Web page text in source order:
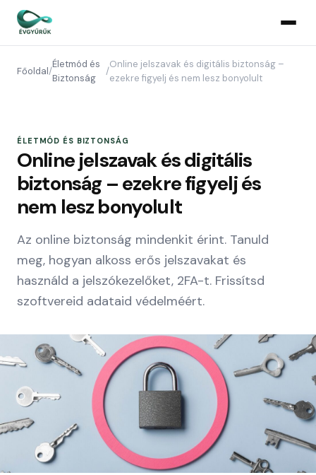
Főoldal/
Életmód és
Biztonság
/
Online jelszavak és digitális biztonság –
ezekre figyelj és nem lesz bonyolult
ÉLETMÓD ÉS BIZTONSÁG
Online jelszavak és digitális
biztonság – ezekre figyelj és
nem lesz bonyolult
Az online biztonság mindenkit érint. Tanuld
meg, hogyan alkoss erős jelszavakat és
használd a jelszókezelőket, 2FA-t. Frissítsd
szoftvereid adataid védelméért.